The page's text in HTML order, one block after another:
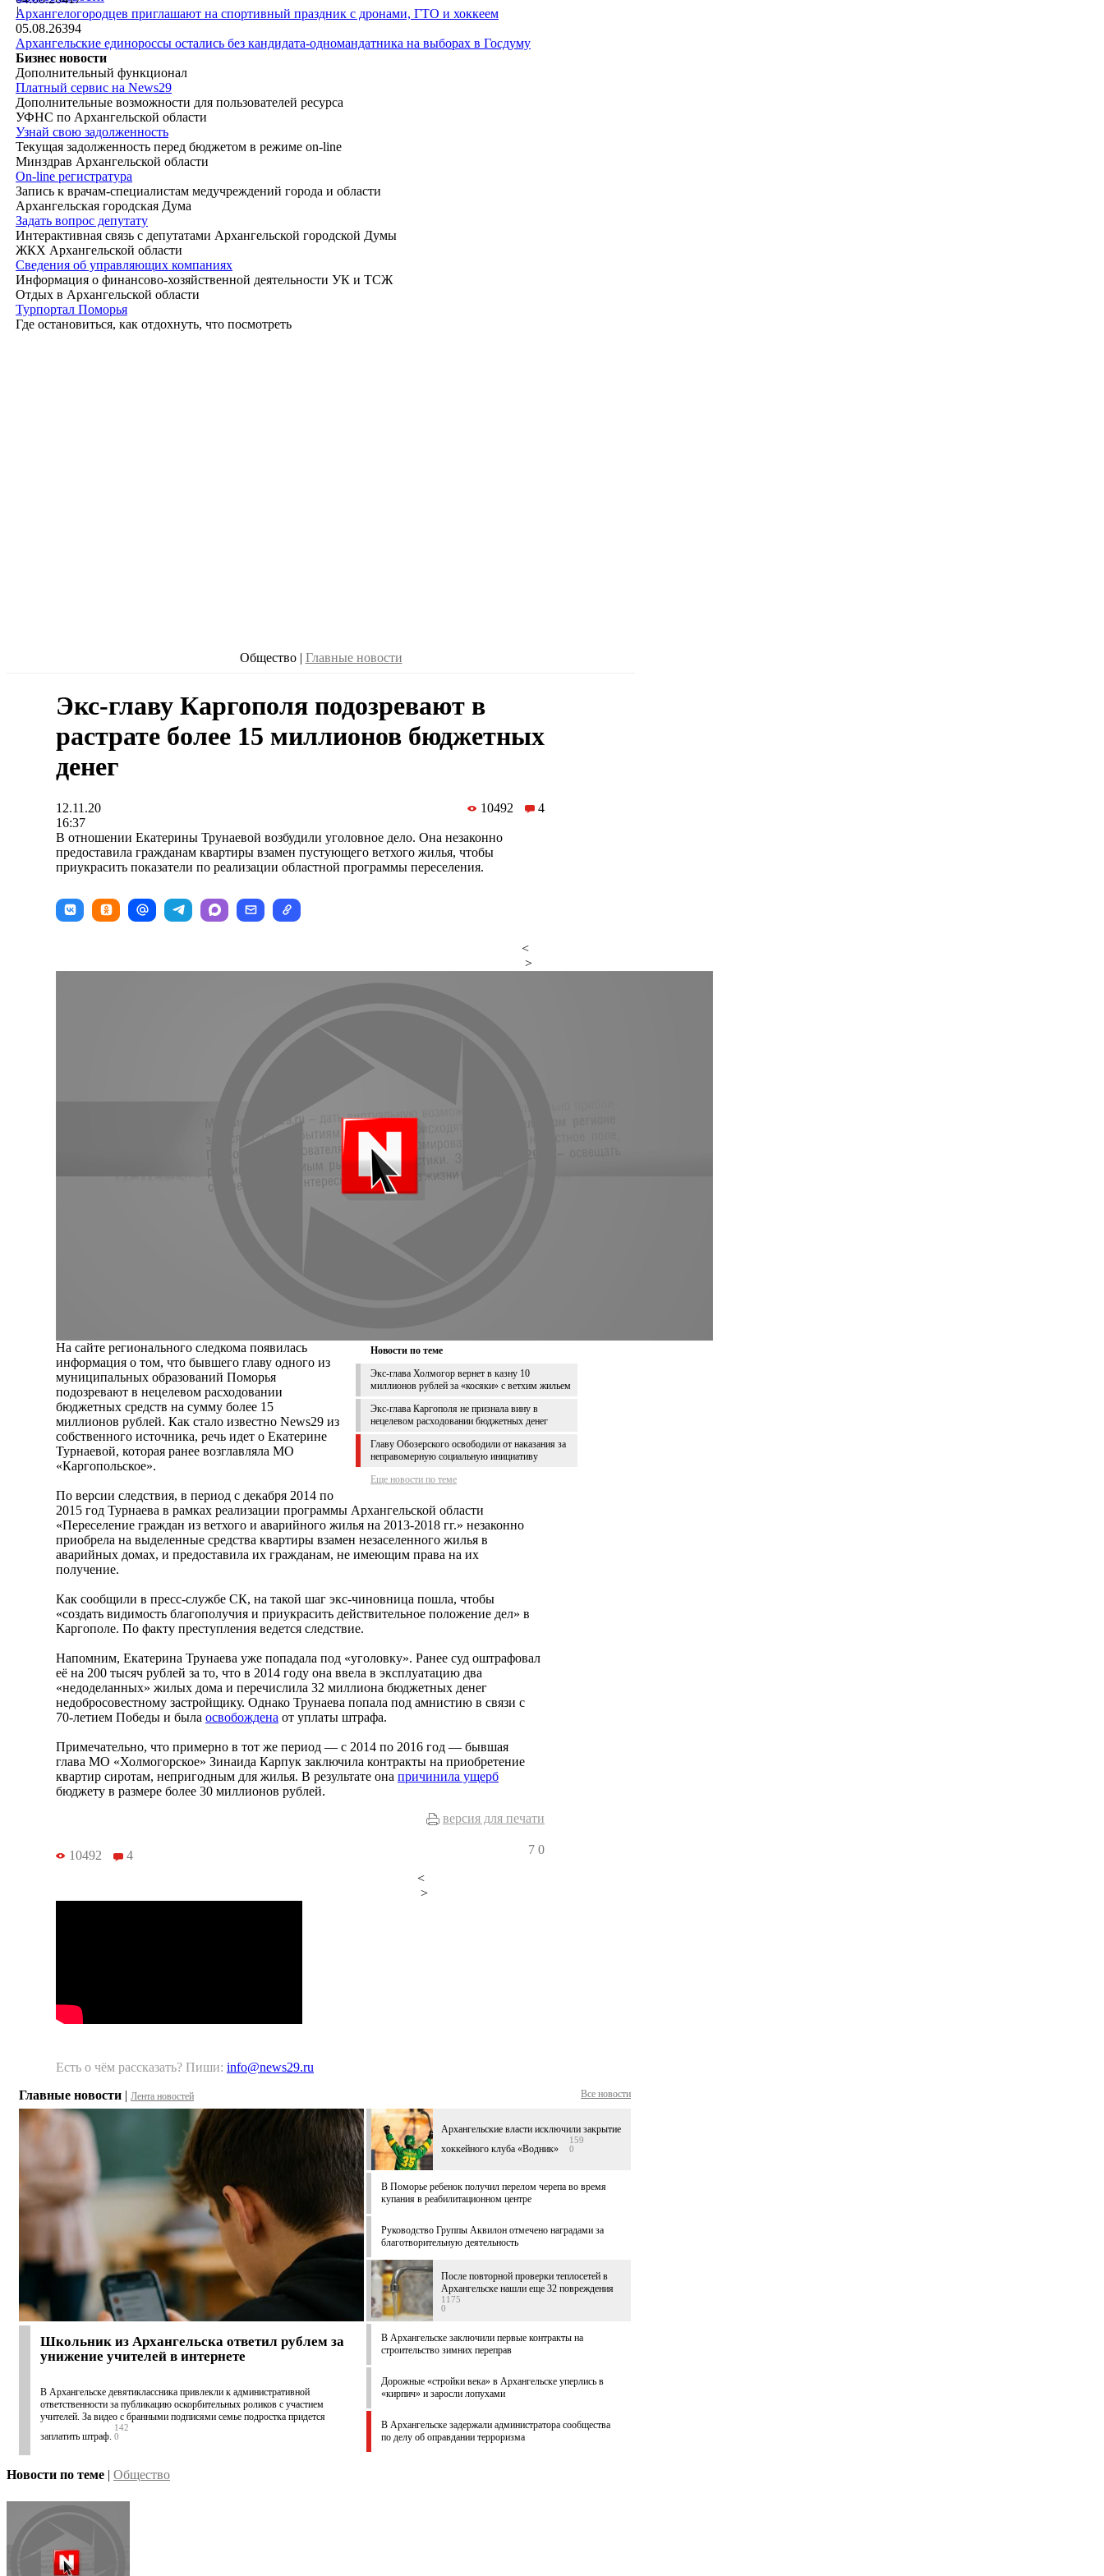
|Архангелогородцев приглашают на спортивный праздник с дронами, ГТО и хоккеем
05.08.26394
Архангельские единороссы остались без кандидата-одномандатника на выборах в Госдуму
Бизнес новости
Дополнительный функционал
Платный сервис на News29
Дополнительные возможности для пользователей ресурса
УФНС по Архангельской области
Узнай свою задолженность
Текущая задолженность перед бюджетом в режиме on-line
Минздрав Архангельской области
On-line регистратура
Запись к врачам-специалистам медучреждений города и области
Архангельская городская Дума
Задать вопрос депутату
Интерактивная связь с депутатами Архангельской городской Думы
ЖКХ Архангельской области
Сведения об управляющих компаниях
Информация о финансово-хозяйственной деятельности УК и ТСЖ
Отдых в Архангельской области
Турпортал Поморья
Где остановиться, как отдохнуть, что посмотреть
Общество | Главные новости
Экс-главу Каргополя подозревают в
растрате более 15 миллионов бюджетных
денег
12.11.20
16:37
10492 4
В отношении Екатерины Трунаевой возбудили уголовное дело. Она незаконно
предоставила гражданам квартиры взамен пустующего ветхого жилья, чтобы
приукрасить показатели по реализации областной программы переселения.
<
>
Новости по теме
Экс-глава Холмогор вернет в казну 10
миллионов рублей за «косяки» с ветхим жильем
Экс-глава Каргополя не признала вину в
нецелевом расходовании бюджетных денег
Главу Обозерского освободили от наказания за
неправомерную социальную инициативу
Еще новости по теме
На сайте регионального следкома появилась
информация о том, что бывшего главу одного из
муниципальных образований Поморья
подозревают в нецелевом расходовании
бюджетных средств на сумму более 15
миллионов рублей. Как стало известно News29 из
собственного источника, речь идет о Екатерине
Турнаевой, которая ранее возглавляла МО
«Каргопольское».
По версии следствия, в период с декабря 2014 по
2015 год Турнаева в рамках реализации программы Архангельской области
«Переселение граждан из ветхого и аварийного жилья на 2013-2018 гг.» незаконно
приобрела на выделенные средства квартиры взамен незаселенного жилья в
аварийных домах, и предоставила их гражданам, не имеющим права на их
получение.
Как сообщили в пресс-службе СК, на такой шаг экс-чиновница пошла, чтобы
«создать видимость благополучия и приукрасить действительное положение дел» в
Каргополе. По факту преступления ведется следствие.
Напомним, Екатерина Трунаева уже попадала под «уголовку». Ранее суд оштрафовал
её на 200 тысяч рублей за то, что в 2014 году она ввела в эксплуатацию два
«недоделанных» жилых дома и перечислила 32 миллиона бюджетных денег
недобросовестному застройщику. Однако Трунаева попала под амнистию в связи с
70-летием Победы и была освобождена от уплаты штрафа.
Примечательно, что примерно в тот же период — с 2014 по 2016 год — бывшая
глава МО «Холмогорское» Зинаида Карпук заключила контракты на приобретение
квартир сиротам, непригодным для жилья. В результате она причинила ущерб
бюджету в размере более 30 миллионов рублей.
версия для печати
10492 4 7 0
<
>
Есть о чём рассказать? Пиши: info@news29.ru
Главные новости | Лента новостей Все новости
Школьник из Архангельска ответил рублем за
унижение учителей в интернете
В Архангельске девятиклассника привлекли к административной
ответственности за публикацию оскорбительных роликов с участием
учителей. За видео с бранными подписями семье подростка придется
заплатить штраф.
142
0
Архангельские власти исключили закрытие
хоккейного клуба «Водник»
159
0
В Поморье ребенок получил перелом черепа во время
купания в реабилитационном центре
Руководство Группы Аквилон отмечено наградами за
благотворительную деятельность
После повторной проверки теплосетей в
Архангельске нашли еще 32 повреждения
1175
0
В Архангельске заключили первые контракты на
строительство зимних переправ
Дорожные «стройки века» в Архангельске уперлись в
«кирпич» и заросли лопухами
В Архангельске задержали администратора сообщества
по делу об оправдании терроризма
Новости по теме | Общество